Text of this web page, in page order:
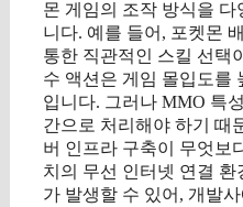
몬 게임의 조작 방식을
니다. 예를 들어, 포켓몬
통한 직관적인 스킬 선택
수 액션은 게임 몰입도를
입니다. 그러나 MMO 특
간으로 처리해야 하기 때
버 인프라 구축이 무엇보
치의 무선 인터넷 연결 환
가 발생할 수 있어, 개발